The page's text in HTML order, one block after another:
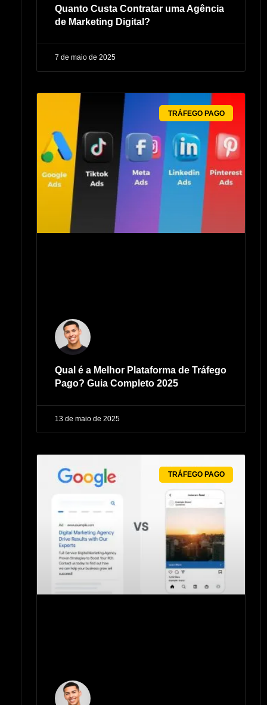
Quanto Custa Contratar uma Agência
de Marketing Digital?
7 de maio de 2025
TRÁFEGO PAGO
Qual é a Melhor Plataforma de Tráfego
Pago? Guia Completo 2025
13 de maio de 2025
TRÁFEGO PAGO